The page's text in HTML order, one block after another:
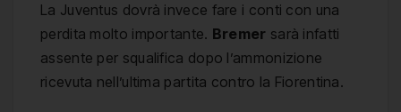
La Juventus dovrà invece fare i conti con una
perdita molto importante. Bremer sarà infatti
assente per squalifica dopo l’ammonizione
ricevuta nell’ultima partita contro la Fiorentina.